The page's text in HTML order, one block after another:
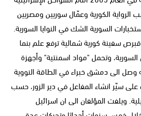
الكورية وعمّال سوريين ومصريين
السورية الشك في النوايا السورية.
سفينة كورية شمالية ترفع علم بنما
وتحمل "مواد اسمنتية" وأجهزة
وصل الى دمشق خبراء في الطاقة النووية
سيّر انشاء المفاعل في دير الزور، حسب
ويلفت المؤلفان الى ان اسرائيل